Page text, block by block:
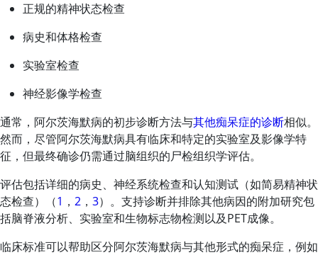
正规的精神状态检查
病史和体格检查
实验室检查
神经影像学检查
通常，阿尔茨海默病的初步诊断方法与其他痴呆症的诊断相似。
然而，尽管阿尔茨海默病具有临床和特定的实验室及影像学特
征，但最终确诊仍需通过脑组织的尸检组织学评估。
评估包括详细的病史、神经系统检查和认知测试（如简易精神状
态检查）（1 ， 2 ， 3）。支持诊断并排除其他病因的附加研究包
括脑脊液分析、实验室和生物标志物检测以及PET成像。
临床标准可以帮助区分阿尔茨海默病与其他形式的痴呆症，例如